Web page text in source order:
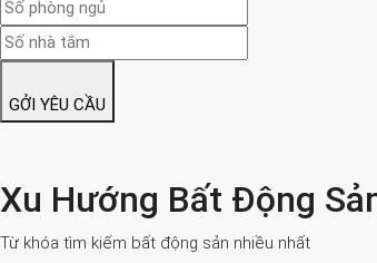
GỞI YÊU CẦU
Xu Hướng Bất Động
Từ khóa tìm kiếm bất động sản nhiều nhất